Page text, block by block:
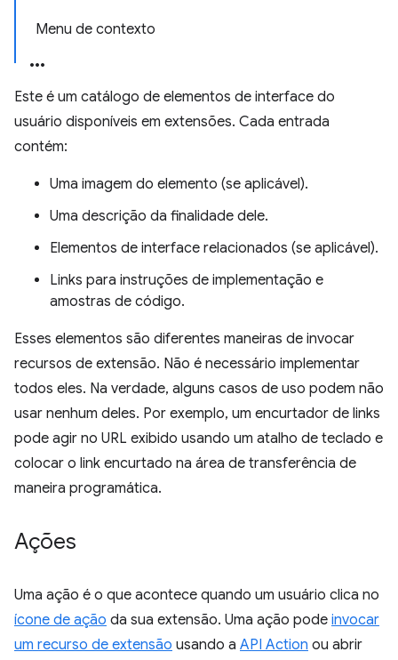
Menu de contexto
Este é um catálogo de elementos de interface do
usuário disponíveis em extensões. Cada entrada
contém:
Uma imagem do elemento (se aplicável).
Uma descrição da finalidade dele.
Elementos de interface relacionados (se aplicável).
Links para instruções de implementação e
amostras de código.
Esses elementos são diferentes maneiras de invocar
recursos de extensão. Não é necessário implementar
todos eles. Na verdade, alguns casos de uso podem não
usar nenhum deles. Por exemplo, um encurtador de links
pode agir no URL exibido usando um atalho de teclado e
colocar o link encurtado na área de transferência de
maneira programática.
Ações
Uma ação é o que acontece quando um usuário clica no
ícone de ação da sua extensão. Uma ação pode invocar
um recurso de extensão usando a API Action ou abrir